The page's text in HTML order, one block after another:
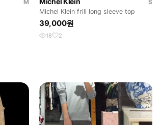
M
S
Michel Klein frill long sleeve top
39,000원
18 2